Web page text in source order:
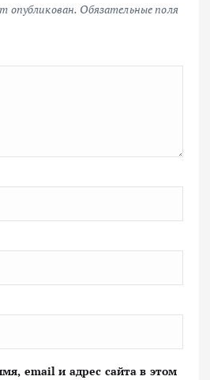
опубликован. Обязательные поля
email и адрес сайта в этом